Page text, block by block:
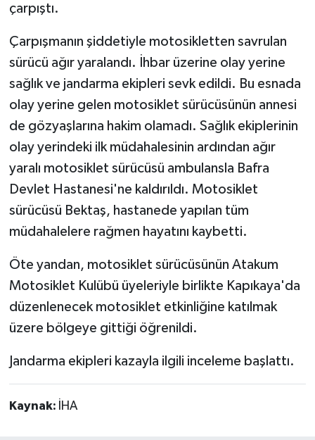
çarpıştı.
Çarpışmanın şiddetiyle motosikletten savrulan
sürücü ağır yaralandı. İhbar üzerine olay yerine
sağlık ve jandarma ekipleri sevk edildi. Bu esnada
olay yerine gelen motosiklet sürücüsünün annesi
de gözyaşlarına hakim olamadı. Sağlık ekiplerinin
olay yerindeki ilk müdahalesinin ardından ağır
yaralı motosiklet sürücüsü ambulansla Bafra
Devlet Hastanesi'ne kaldırıldı. Motosiklet
sürücüsü Bektaş, hastanede yapılan tüm
müdahalelere rağmen hayatını kaybetti.
Öte yandan, motosiklet sürücüsünün Atakum
Motosiklet Kulübü üyeleriyle birlikte Kapıkaya'da
düzenlenecek motosiklet etkinliğine katılmak
üzere bölgeye gittiği öğrenildi.
Jandarma ekipleri kazayla ilgili inceleme başlattı.
Kaynak: İHA